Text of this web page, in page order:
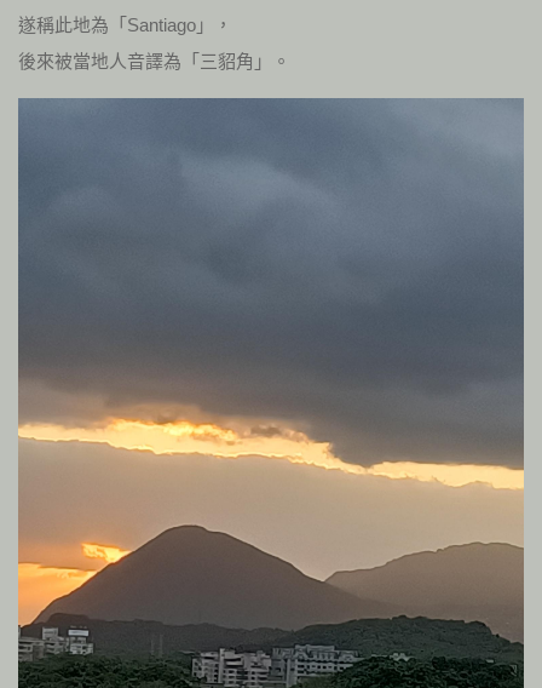
遂稱此地為「Santiago」，
後來被當地人音譯為「三貂角」。